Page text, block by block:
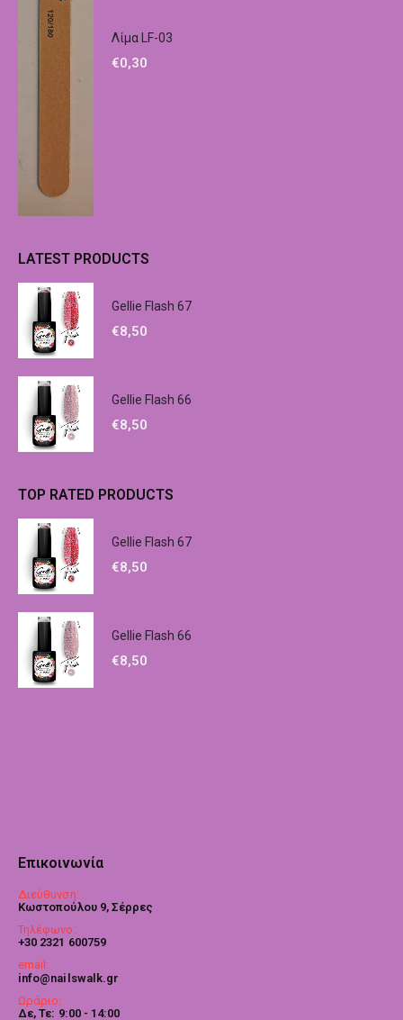
Λίμα LF-03
€0,30
LATEST PRODUCTS
Gellie Flash 67
€8,50
Gellie Flash 66
€8,50
TOP RATED PRODUCTS
Gellie Flash 67
€8,50
Gellie Flash 66
€8,50
Επικοινωνία
Διεύθυνση:
Κωστοπούλου 9, Σέρρες
Τηλέφωνο:
+30 2321 600759
email:
info@nailswalk.gr
Ωράριο:
Δε, Τε: 9:00 - 14:00